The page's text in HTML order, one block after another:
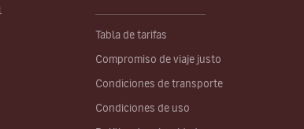
Tabla de tarifas
Compromiso de viaje justo
Condiciones de transporte
Condiciones de uso